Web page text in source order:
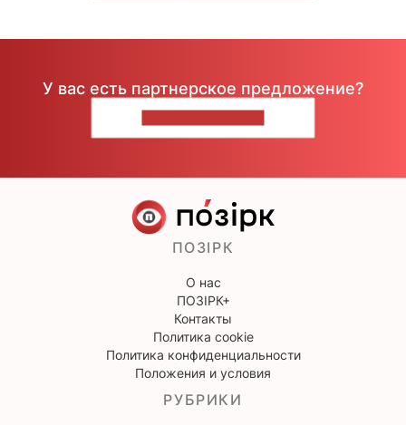
У вас есть партнерское предложение?
ПОЗІРК
О нас
ПОЗІРК+
Контакты
Политика cookie
Политика конфиденциальности
Положения и условия
РУБРИКИ